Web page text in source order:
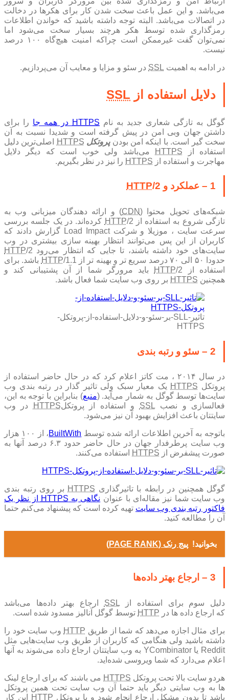
می‌باشد. و این عمل باعث سخت شدن کار برای هکرها در دخالت
در اتصالات می‌باشد. البته توجه داشته باشید که خواندن اطلاعات
رمزگذاری شده توسط هکر هرچند بسیار سخت می‌شود اما
نمی‌توان گفت غیرممکن است چراکه امنیت هیچ‌گاه ۱۰۰ درصد
نیست.
در ادامه به اهمیت SSL در سئو و مزایا و معایب آن می‌پردازیم.
دلایل استفاده از SSL
گوگل به تازگی شعاری جدید به نام HTTPS در همه جا را برای
داشتن جهان وبی امن در پیش گرفته است و شدیدا نسبت به آن
سخت گیر است. با اینکه امن بودنپروتکل HTTPS
اصلی‌ترین دلیل
استفاده از HTTPS
می‌باشد ولی خوب است که دیگر دلایل
مهاجرت و استفاده از HTTPS را نیز در نظر بگیریم.
1 – عملکرد و HTTP/2
شبکه‌های تحویل محتوا (CDN) و ارائه دهندگان میزبانی وب به
تازگی شروع به استفاده از
HTTP /2 کرده‌اند. در یک جلسه بررسی
سرعت سایت ، موزیلا و شرکت Load Impact گزارش دادند که
کاربران از این پس می‌توانند انتظار بهینه سازی بیشتری در وب
سایت‌های خود داشته باشند، تا جایی که انتظار می‌رود
HTTP/2
حدودا ۵۰ الی ۷۰ درصد سریع تر و بهینه تر از
HTTP /1.1 باشد. برای
استفاده از
HTTP /2 باید مرورگر شما از آن پشتیبانی کند و
همچنین HTTPS بر روی وب سایت شما فعال باشد.
تاثیر-SLL-بر-سئو-و-دلایل-استفاده-از-پروتکل-
HTTPS
2 – سئو و رتبه بندی
در سال ۲۰۱۴ ، مت کاتز اعلام کرد که در حال حاضر استفاده از
پروتکل HTTPS یک معیار سبک ولی تاثیر گذار در رتبه بندی وب
سایت‌ها توسط گوگل به شمار می‌آید. (منبع) بنابراین با توجه به این،
فعالسازی و نصب SSL و استفاده از پروتکلHTTPS
در وب
سایتتان باعث افزایش بهبود آن نیز می‌شود.
باتوجه به آخرین اطلاعات ارائه شده توسط BuiltWith
، از ۱۰۰ هزار
وب سایت پرطرفدار جهان در حال حاضر حدود ۶.۳ درصد آنها به
صورت پیشفرض از HTTPS استفاده می‌کنند.
گوگل همچنین در رابطه با تاثیرگذاری HTTPS بر روی رتبه بندی
وب سایت شما نیز مقاله‌ای با عنوان نگاهی به HTTPS
از نظر یک
فاکتور رتبه بندی وب سایت تهیه کرده است که پیشنهاد می‌کنم حتما
آن را مطالعه کنید.
بخوانید! پیج رنک (PAGE RANK)
3 – ارجاع بهتر داده‌ها
دلیل سوم برای استفاده از SSL ارجاع بهتر داده‌ها می‌باشد
که ارجاع داده ها در HTTP توسط گوگل آنالیز مسدود شده است.
برای مثال اجازه می‌دهد که شما از طریق HTTP وب سایت خود را
داشته باشید ولی هنگامی که کاربران از طریق وب سایت‌هایی مثل
Reddit یا YCombinator به وب سایتتان ارجاع داده می‌شوند به آنها
اعلام می‌دارد که شما ویروسی شده‌اید.
هردو سایت بالا تحت پروتکل HTTPS می باشند که برای ارجاع لینک
ها به وب سایتی دیگر باید حتما آن وب سایت تحت همین پروتکل
باشد تا بدون مشکل ارجاع انجام شود و با پروتکل HTTP
این کار